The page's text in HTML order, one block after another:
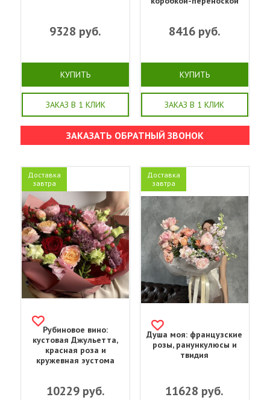
9328 руб.
КУПИТЬ
ЗАКАЗ В 1 КЛИК
8416руб.
КУПИТЬ
ЗАКАЗ В 1 КЛИК
ЗАКАЗАТЬ ОБРАТНЫЙ ЗВОНОК
Доставка
завтра
Рубиновое вино:
кустовая Джульетта,
красная роза и
кружевная эустома
10229руб.
Доставка
завтра
Душа моя: французские
розы, ранункулюсы и
твидия
11628 руб.